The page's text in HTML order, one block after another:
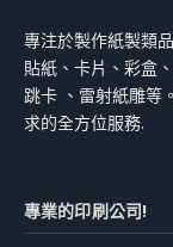
專注於製作紙製類
貼紙、卡片、彩盒
跳卡 、雷射紙雕等
求的全方位服務.
專業的印刷公司!